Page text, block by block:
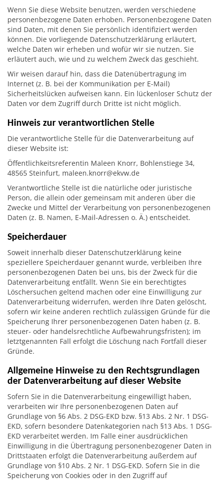
Wenn Sie diese Website benutzen, werden verschiedene
personenbezogene Daten erhoben. Personenbezogene Daten
sind Daten, mit denen Sie persönlich identifiziert werden
können. Die vorliegende Datenschutzerklärung erläutert,
welche Daten wir erheben und wofür wir sie nutzen. Sie
erläutert auch, wie und zu welchem Zweck das geschieht.
Wir weisen darauf hin, dass die Datenübertragung im
Internet (z. B. bei der Kommunikation per E-Mail)
Sicherheitslücken aufweisen kann. Ein lückenloser Schutz der
Daten vor dem Zugriff durch Dritte ist nicht möglich.
Hinweis zur verantwortlichen Stelle
Die verantwortliche Stelle für die Datenverarbeitung auf
dieser Website ist:
Öffentlichkeitsreferentin Maleen Knorr, Bohlenstiege 34,
48565 Steinfurt, maleen.knorr@ekvw.de
Verantwortliche Stelle ist die natürliche oder juristische
Person, die allein oder gemeinsam mit anderen über die
Zwecke und Mittel der Verarbeitung von personenbezogenen
Daten (z. B. Namen, E-Mail-Adressen o. Ä.) entscheidet.
Speicherdauer
Soweit innerhalb dieser Datenschutzerklärung keine
speziellere Speicherdauer genannt wurde, verbleiben Ihre
personenbezogenen Daten bei uns, bis der Zweck für die
Datenverarbeitung entfällt. Wenn Sie ein berechtigtes
Löschersuchen geltend machen oder eine Einwilligung zur
Datenverarbeitung widerrufen, werden Ihre Daten gelöscht,
sofern wir keine anderen rechtlich zulässigen Gründe für die
Speicherung Ihrer personenbezogenen Daten haben (z. B.
steuer- oder handelsrechtliche Aufbewahrungsfristen); im
letztgenannten Fall erfolgt die Löschung nach Fortfall dieser
Gründe.
Allgemeine Hinweise zu den Rechtsgrundlagen
der Datenverarbeitung auf dieser Website
Sofern Sie in die Datenverarbeitung eingewilligt haben,
verarbeiten wir Ihre personenbezogenen Daten auf
Grundlage von §6 Abs. 2 DSG-EKD bzw. §13 Abs. 2 Nr. 1 DSG-
EKD, sofern besondere Datenkategorien nach §13 Abs. 1 DSG-
EKD verarbeitet werden. Im Falle einer ausdrücklichen
Einwilligung in die Übertragung personenbezogener Daten in
Drittstaaten erfolgt die Datenverarbeitung außerdem auf
Grundlage von §10 Abs. 2 Nr. 1 DSG-EKD. Sofern Sie in die
Speicherung von Cookies oder in den Zugriff auf